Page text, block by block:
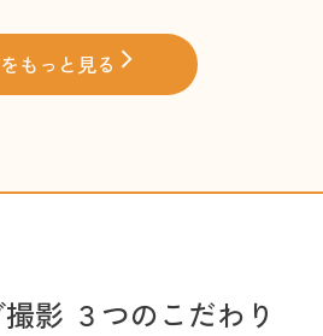
もっと見る
影 ３つのこだわり